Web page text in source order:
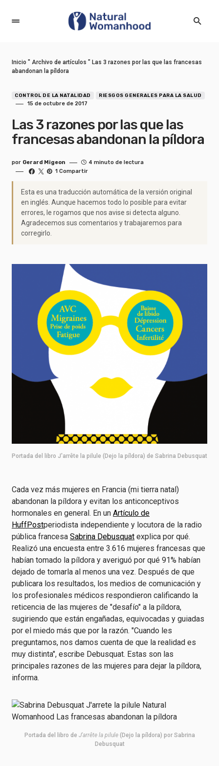
Inicio " Archivo de artículos " Las 3 razones por las que las francesas
abandonan la píldora
CONTROL DE LA NATALIDAD RIESGOS GENERALES PARA LA SALUD
15 de octubre de 2017
Las 3 razones por las que las
francesas abandonan la píldora
por Gerard Migeon
4 minuto de lectura
1 Compartir
Esta es una traducción automática de la versión original
en inglés. Aunque hacemos todo lo posible para evitar
errores, le rogamos que nos avise si detecta alguno.
Agradecemos sus comentarios y trabajaremos para
corregirlo.
Portada del libro J'arrête la pilule (Dejo la píldora) de Sabrina Debusquat
Cada vez más mujeres en Francia (mi tierra natal)
abandonan la píldora y evitan los anticonceptivos
hormonales en general. En un Artículo de
HuffPostperiodista independiente y locutora de la radio
pública francesa Sabrina Debusquat explica por qué.
Realizó una encuesta entre 3.616 mujeres francesas que
habían tomado la píldora y averiguó por qué 91% habían
dejado de tomarla al menos una vez. Después de que
publicara los resultados, los medios de comunicación y
los profesionales médicos respondieron calificando la
reticencia de las mujeres de "desafío" a la píldora,
sugiriendo que están engañadas, equivocadas y guiadas
por el miedo más que por la razón. "Cuando les
preguntamos, nos damos cuenta de que la realidad es
muy distinta", escribe Debusquat. Estas son las
principales razones de las mujeres para dejar la píldora,
informa.
Portada del libro de J'arrête la pilule(Dejo la píldora) por Sabrina
Debusquat